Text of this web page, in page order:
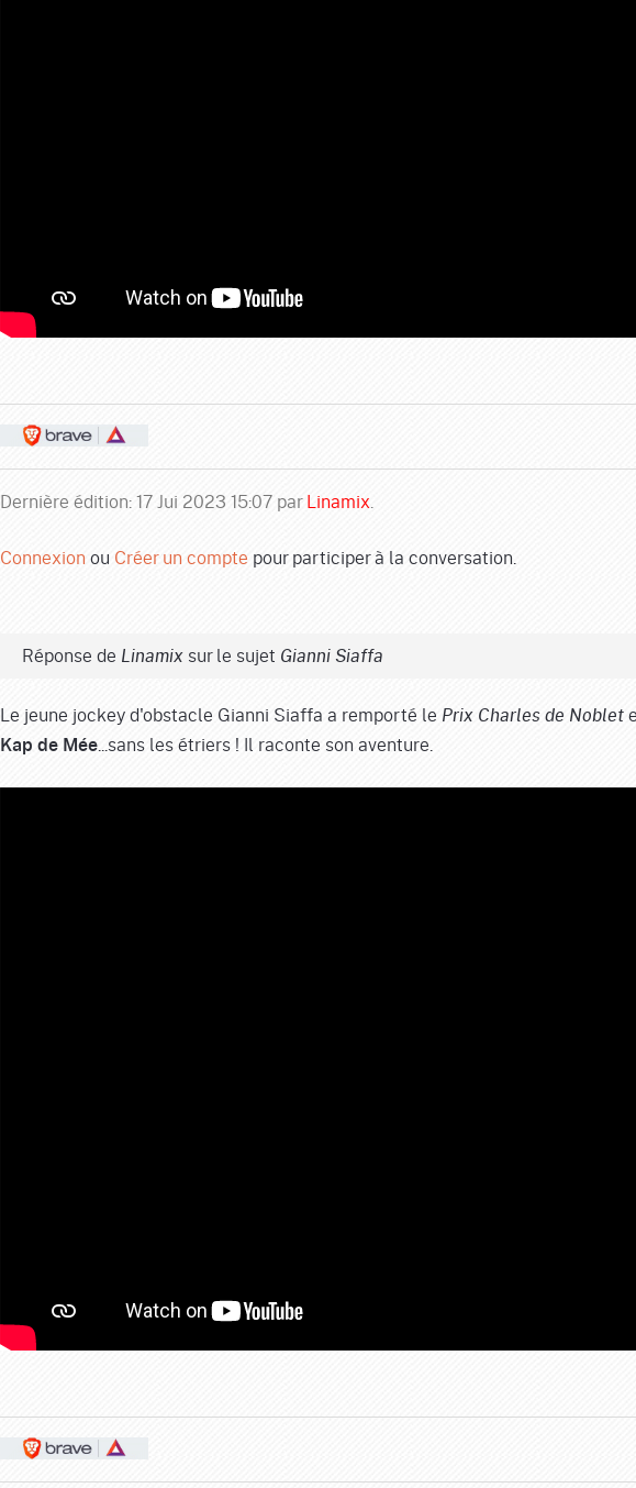
Dernière édition: 17 Jui 2023 15:07 parLinamix.
Connexionou Créer un compte pour participer à la conversation.
Réponse de Linamix sur le sujet Gianni Siaffa
Le jeune jockey d'obstacle Gianni Siaffa a remporté le Prix Charles de Noblet
Kap de Mée...sans les étriers ! Il raconte son aventure.